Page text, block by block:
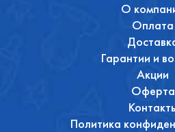
О
Оплата
Гарантии и
Акции
Оферта
Политика